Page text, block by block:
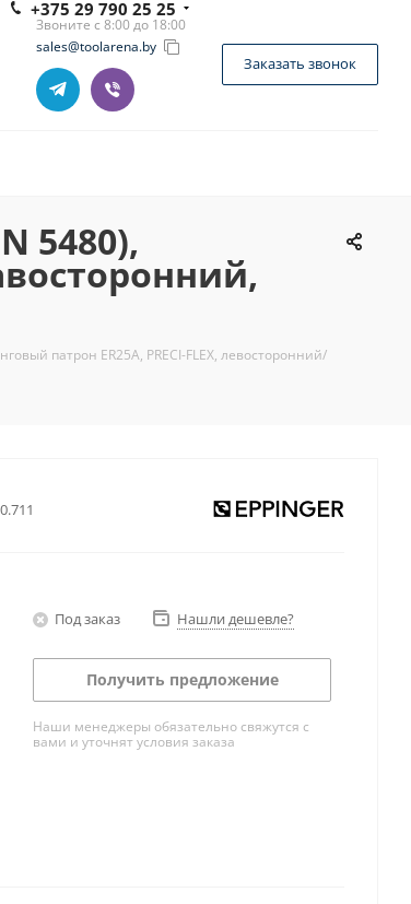
+375 29 790 25 25
Звоните с 8:00 до 18:00
sales@toolarena.by
Заказать звонок
5480),
патрон ER25A, PRECI-FLEX, левосторонний/
Под заказ Нашли дешевле?
Получить предложение
Наши менеджеры обязательно свяжутся с
вами и уточнят условия заказа